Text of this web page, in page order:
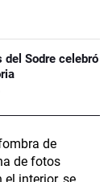
del Sodre celebró
de
de fotos